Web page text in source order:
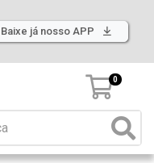
Baixe já nosso APP
0